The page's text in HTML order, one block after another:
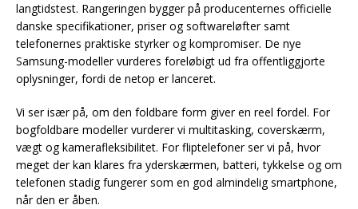
langtidstest. Rangeringen bygger på producenternes officielle
danske specifikationer, priser og softwareløfter samt
telefonernes praktiske styrker og kompromiser. De nye
Samsung-modeller vurderes foreløbigt ud fra offentliggjorte
oplysninger, fordi de netop er lanceret.
Vi ser især på, om den foldbare form giver en reel fordel. For
bogfoldbare modeller vurderer vi multitasking, coverskærm,
vægt og kamerafleksibilitet. For fliptelefoner ser vi på, hvor
meget der kan klares fra yderskærmen, batteri, tykkelse og om
telefonen stadig fungerer som en god almindelig smartphone,
når den er åben.